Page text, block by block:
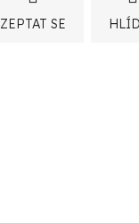
ZEPTAT SE